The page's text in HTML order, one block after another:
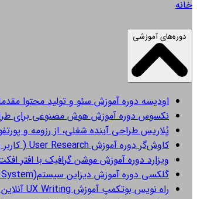
خانه
دوره‌های آموزشی
اودیسهدوره آموزش سئو و تولید محتوا
نکسوسدوره آموزش هوش مصنوعی برای
پُلاریسطراحی آینده شغلی، از رزومه و
کاوش‌گردوره آموزش User Research ( کاربر پژوهی) جامع
ویزارددوره آموزش موشن گرافیک با افتر
گلکسیدوره آموزش دیزاین سیستم(Design System) جامع
راه نویسبوتکمپ آموزش UX Writing آنلاین مقدماتی تا پیشرفته